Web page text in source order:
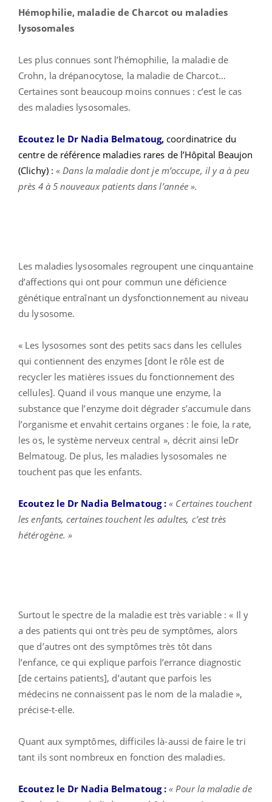
Hémophilie, maladie de Charcot ou maladies
lysosomales
Les plus connues sont l’hémophilie, la maladie de
Crohn, la drépanocytose, la maladie de Charcot…
Certaines sont beaucoup moins connues : c’est le cas
des maladies lysosomales.
Ecoutez le Dr Nadia Belmatoug, coordinatrice du
centre de référence maladies rares de l’Hôpital Beaujon
(Clichy): « Dans la maladie dont je m’occupe, il y a à peu
près 4 à 5 nouveaux patients dans l’année ».
Les maladies lysosomales regroupent une cinquantaine
d’affections qui ont pour commun une déficience
génétique entraînant un dysfonctionnement au niveau
du lysosome.
« Les lysosomes sont des petits sacs dans les cellules
qui contiennent des enzymes [dont le rôle est de
recycler les matières issues du fonctionnement des
cellules]. Quand il vous manque une enzyme, la
substance que l’enzyme doit dégrader s’accumule dans
l’organisme et envahit certains organes : le foie, la rate,
les os, le système nerveux central », décrit ainsi leDr
Belmatoug. De plus, les maladies lysosomales ne
touchent pas que les enfants.
Ecoutez le Dr Nadia Belmatoug :« Certaines touchent
les enfants, certaines touchent les adultes, c’est très
hétérogène. »
Surtout le spectre de la maladie est très variable : « Il y
a des patients qui ont très peu de symptômes, alors
que d’autres ont des symptômes très tôt dans
l’enfance, ce qui explique parfois l’errance diagnostic
[de certains patients], d’autant que parfois les
médecins ne connaissent pas le nom de la maladie »,
précise-t-elle.
Quant aux symptômes, difficiles là-aussi de faire le tri
tant ils sont nombreux en fonction des maladies.
Ecoutezle Dr Nadia Belmatoug :« Pour la maladie de